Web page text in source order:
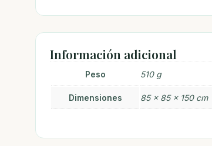
Información adicional
Peso 510 g
Dimensiones 85 × 85 × 150 cm